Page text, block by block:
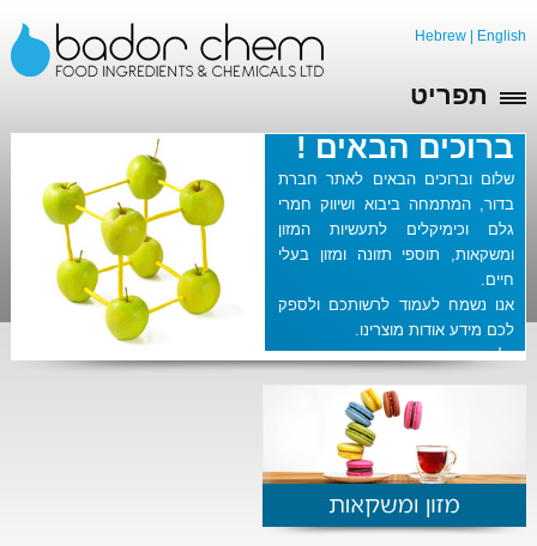
Hebrew English
תפריט
ברוכים הבאים !
שלום וברוכים הבאים לאתר חברת
בדור, המתמחה ביבוא ושיווק חמרי
גלם וכימיקלים לתעשיות המזון
ומשקאות, תוספי תזונה ומזון בעלי
חיים.
אנו נשמח לעמוד לרשותכם ולספק
לכם מידע אודות מוצרינו.
גלישה מהנה באתרנו.